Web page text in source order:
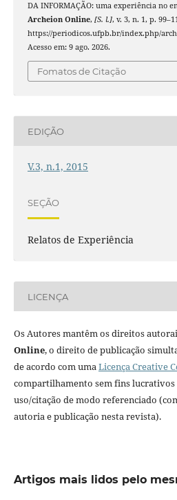
DA INFORMAÇÃO: uma experiência no
Archeion Online, [S. l.], v. 3, n. 1, p.
https://periodicos.ufpb.br/index.php/
Acesso em: 9 ago. 2026.
Fomatos de Citação
EDIÇÃO
V.3, n.1, 2015
SEÇÃO
Relatos de Experiência
LICENÇA
Os Autores mantêm os direitos
Online, o direito de publicação
de acordo com umaLicença Creative
compartilhamento sem fins lucrativos
uso/citação de modo referenciado
autoria e publicação nesta revista).
Artigos mais lidos pelo